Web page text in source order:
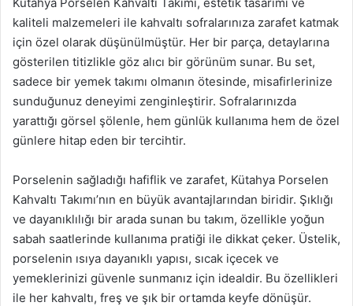
kaliteli malzemeleri ile kahvaltı sofralarınıza zarafet katmak
için özel olarak düşünülmüştür. Her bir parça, detaylarına
gösterilen titizlikle göz alıcı bir görünüm sunar. Bu set,
sadece bir yemek takımı olmanın ötesinde, misafirlerinize
sunduğunuz deneyimi zenginleştirir. Sofralarınızda
yarattığı görsel şölenle, hem günlük kullanıma hem de özel
günlere hitap eden bir tercihtir.
Porselenin sağladığı hafiflik ve zarafet, Kütahya Porselen
Kahvaltı Takımı’nın en büyük avantajlarından biridir. Şıklığı
ve dayanıklılığı bir arada sunan bu takım, özellikle yoğun
sabah saatlerinde kullanıma pratiği ile dikkat çeker. Üstelik,
porselenin ısıya dayanıklı yapısı, sıcak içecek ve
yemeklerinizi güvenle sunmanız için idealdir. Bu özellikleri
ile her kahvaltı, freş ve şık bir ortamda keyfe dönüşür.